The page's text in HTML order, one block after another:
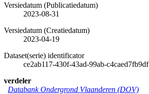
Versiedatum (Publicatiedatum)
2023-08-31
Versiedatum (Creatiedatum)
2023-04-19
Dataset(serie) identificator
ce2ab117-430f-43ad-99ab-c4caed7fb9df
verdeler
Databank Ondergrond Vlaanderen (DOV)